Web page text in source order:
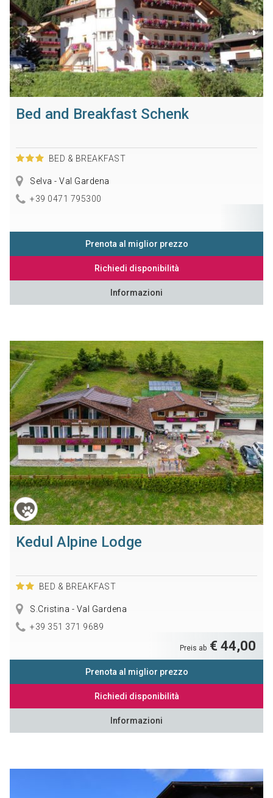
Bed and Breakfast Schenk
BED & BREAKFAST
Selva - Val Gardena
+39 0471 795300
Prenota al miglior prezzo
Richiedi disponibilità
Informazioni
Kedul Alpine Lodge
BED & BREAKFAST
S.Cristina - Val Gardena
+39 351 371 9689
Preis ab € 44,00
Prenota al miglior prezzo
Richiedi disponibilità
Informazioni